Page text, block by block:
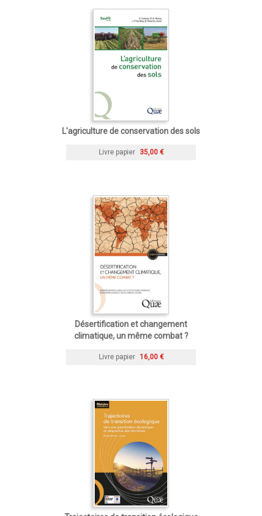
L'agriculture de conservation des sols
Livre papier 35,00 €
Désertification et changement
climatique, un même combat ?
Livre papier 16,00 €